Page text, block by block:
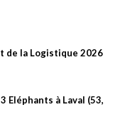
de la Logistique 2026
Eléphants à Laval (53,